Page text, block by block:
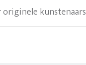
originele